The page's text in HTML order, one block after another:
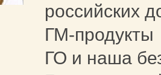
российских
ГМ-продукты
ГО и наша